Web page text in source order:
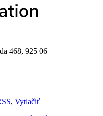
468, 925 06
, Vytlačiť